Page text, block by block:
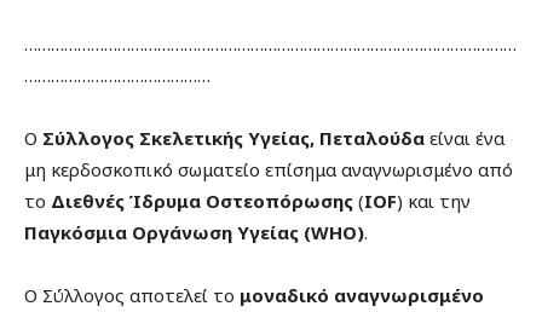
…………………………………………………………………………………………………
……………………………………
Ο Σύλλογος Σκελετικής Υγείας, Πεταλούδα είναι ένα
μη κερδοσκοπικό σωματείο επίσημα αναγνωρισμένο από
το Διεθνές Ίδρυμα Οστεοπόρωσης (ΙΟF) και την
Παγκόσμια Οργάνωση Υγείας (WHO).
Ο Σύλλογος αποτελεί το μοναδικό αναγνωρισμένο